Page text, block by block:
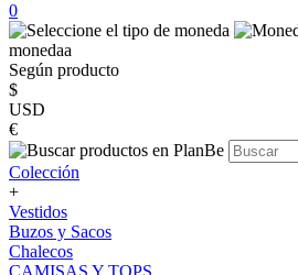
0
monedaa
Según producto
$
USD
€
Colección
+
Vestidos
Buzos y Sacos
Chalecos
CAMISAS Y TOPS